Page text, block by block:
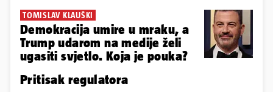
TOMISLAV KLAUŠKI
Demokracija umire u mraku, a
Trump udarom na medije želi
ugasiti svjetlo. Koja je pouka?
Pritisak regulatora